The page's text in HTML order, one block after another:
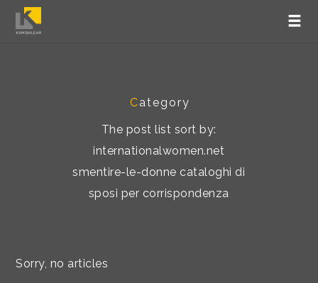
Category
The post list sort by:
internationalwomen.net
smentire-le-donne cataloghi di
sposi per corrispondenza
Sorry, no articles